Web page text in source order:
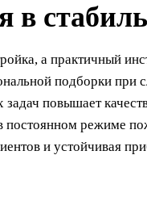
в
а практичный
подборки
повышает
постоянном режиме
и устойчивая